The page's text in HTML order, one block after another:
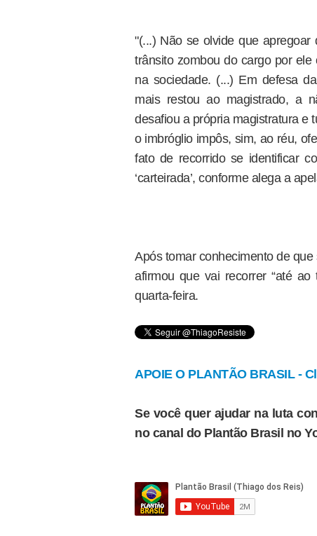
"(...) Não se olvide que apregoar
trânsito zombou do cargo por
na sociedade. (...) Em defesa
mais restou ao magistrado, a
desafiou a própria magistratura e
o imbróglio impôs, sim, ao réu,
fato de recorrido se identificar
‘carteirada’, conforme alega a
Após tomar conhecimento de
afirmou que vai recorrer “até
quarta-feira.
APOIE O PLANTÃO BRASIL -
Se você quer ajudar na luta
no canal do Plantão Brasil no